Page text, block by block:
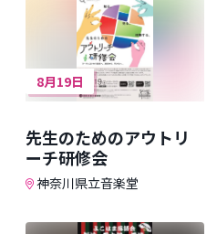
8月19日
先生のためのアウトリ
ーチ研修会
神奈川県立音楽堂